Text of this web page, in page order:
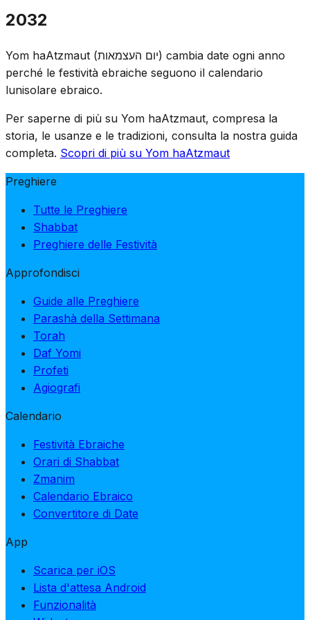
Herzl segna la transizione. Le fiaccole commemorative
vengono spente e inizia la celebrazione — dal lutto alla
l'indipendenza.
2032
Yom haAtzmaut (יום העצמאות) cambia date ogni anno
perché le festività ebraiche seguono il calendario
lunisolare ebraico.
Per saperne di più su Yom haAtzmaut, compresa la
storia, le usanze e le tradizioni, consulta la nostra guida
completa. Scopri di più su Yom haAtzmaut
Preghiere
Tutte le Preghiere
Shabbat
Preghiere delle Festività
Approfondisci
Guide alle Preghiere
Parashà della Settimana
Torah
Daf Yomi
Profeti
Agiografi
Calendario
Festività Ebraiche
Orari di Shabbat
Zmanim
Calendario Ebraico
Convertitore di Date
App
Scarica per iOS
Lista d'attesa Android
Funzionalità